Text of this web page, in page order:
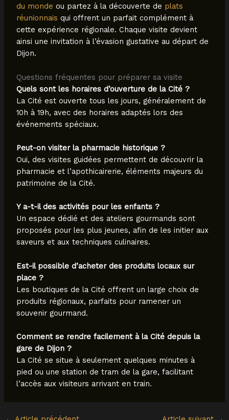
du monde ou partez à la découverte de plats
réunionnais qui offrent un parfait complément à
cette expérience régionale. Chaque visite devient
ainsi une invitation à l’évasion gustative au départ de
Dijon.
Questions fréquentes pour préparer sa visite
Quels sont les horaires d’ouverture de la Cité ?
La Cité est ouverte tous les jours, généralement de
10h à 19h, avec des horaires adaptés lors des
événements spéciaux.
Peut-on visiter la pharmacie historique ?
Oui, des visites guidées permettent de découvrir la
pharmacie et l’apothicairerie, éléments majeurs du
patrimoine de la Cité.
Y a-t-il des activités pour les enfants ?
Un espace dédié et des ateliers gourmands sont
proposés pour les plus jeunes, afin de les initier aux
saveurs et aux techniques culinaires.
Est-il possible d’acheter des produits locaux sur
place ?
Les boutiques de la Cité offrent un large choix de
produits régionaux, parfaits pour ramener un
souvenir gourmand.
Comment se rendre facilement à la Cité depuis la
gare de Dijon ?
La Cité se situe à seulement quelques minutes à
pied ou une station de tram de la gare, facilitant
l’accès aux visiteurs arrivant en train.